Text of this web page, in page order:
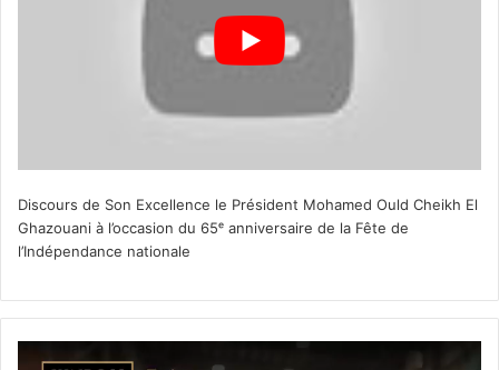
Discours de Son Excellence le Président Mohamed Ould Cheikh El
Ghazouani à l’occasion du 65ᵉ anniversaire de la Fête de
l’Indépendance nationale